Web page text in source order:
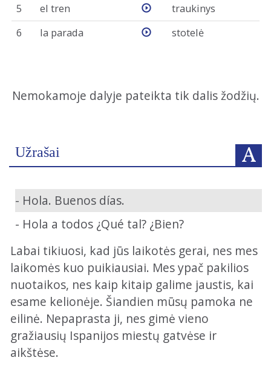
5 el tren
traukinys
6
la parada stotelė
Nemokamoje dalyje pateikta tik dalis žodžių.
Užrašai
- Hola. Buenos días.
- Hola a todos ¿Qué tal? ¿Bien?
Labai tikiuosi, kad jūs laikotės gerai, nes mes
laikomės kuo puikiausiai. Mes ypač pakilios
nuotaikos, nes kaip kitaip galime jaustis, kai
esame kelionėje. Šiandien mūsų pamoka ne
eilinė. Nepaprasta ji, nes gimė vieno
gražiausių Ispanijos miestų gatvėse ir
aikštėse.